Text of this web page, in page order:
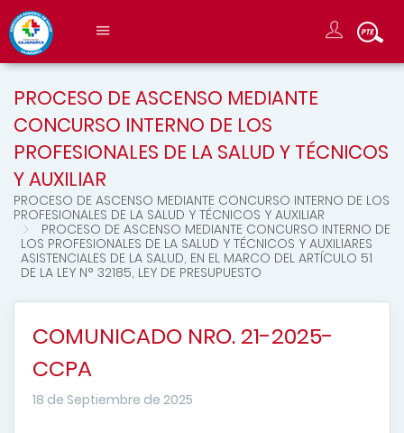
PROCESO DE ASCENSO MEDIANTE
CONCURSO INTERNO DE LOS
PROFESIONALES DE LA SALUD Y TÉCNICOS
Y AUXILIAR
PROCESO DE ASCENSO MEDIANTE CONCURSO INTERNO DE LOS
PROFESIONALES DE LA SALUD Y TÉCNICOS Y AUXILIAR
PROCESO DE ASCENSO MEDIANTE CONCURSO INTERNO DE
LOS PROFESIONALES DE LA SALUD Y TÉCNICOS Y AUXILIARES
ASISTENCIALES DE LA SALUD, EN EL MARCO DEL ARTÍCULO 51
DE LA LEY N° 32185, LEY DE PRESUPUESTO
COMUNICADO NRO. 21-2025-
CCPA
18 de Septiembre de 2025